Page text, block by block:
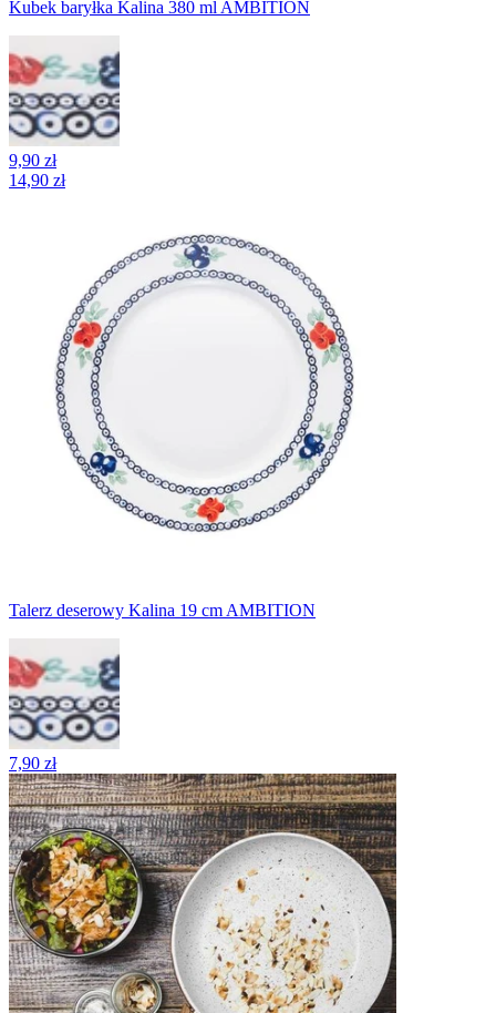
Kubek baryłka Kalina 380 ml AMBITION
9,90 zł
14,90 zł
Talerz deserowy Kalina 19 cm AMBITION
7,90 zł